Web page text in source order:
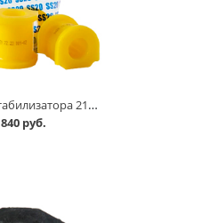
Подушка стабилизатора 2123 /центральная/ комплект, SS 20 в Кургане
840 руб.